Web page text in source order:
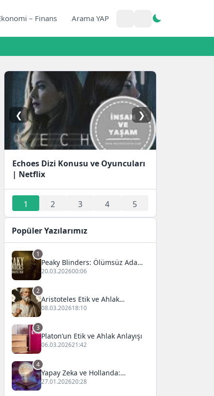
– Finans Arama YAP
Echoes Dizi Konusu ve Oyuncuları
| Netflix
❮ ❯
1 2 3 4 5
Popüler Yazılarımız
1
Peaky Blinders: Ölümsüz Adam
Film Konusu, Oyuncuları ve
İnceleme
20.03.202600:06
2
Aristoteles Etik ve Ahlak
Felsefesi
08.03.202618:10
3
Platon’un Etik ve Ahlak Anlayışı
06.03.202621:42
4
Yapay Zeka ve Hollanda:
Fırsatlar ve Zorluklar
27.01.202620:28